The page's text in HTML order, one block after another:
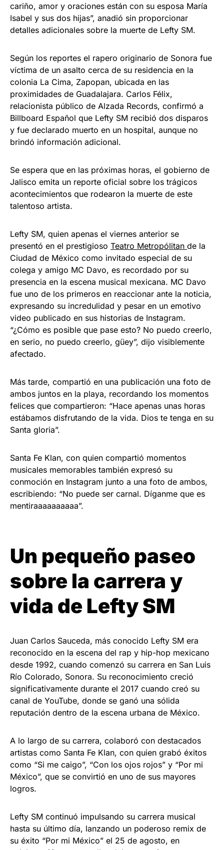
cariño, amor y oraciones están con su esposa María
Isabel y sus dos hijas”, anadió sin proporcionar
detalles adicionales sobre la muerte de Lefty SM.
Según los reportes el rapero originario de Sonora fue
víctima de un asalto cerca de su residencia en la
colonia La Cima, Zapopan, ubicada en las
proximidades de Guadalajara. Carlos Félix,
relacionista público de Alzada Records, confirmó a
Billboard Español que Lefty SM recibió dos disparos
y fue declarado muerto en un hospital, aunque no
brindó información adicional.
Se espera que en las próximas horas, el gobierno de
Jalisco emita un reporte oficial sobre los trágicos
acontecimientos que rodearon la muerte de este
talentoso artista.
Lefty SM, quien apenas el viernes anterior se
presentó en el prestigioso Teatro Metropólitan de la
Ciudad de México como invitado especial de su
colega y amigo MC Davo, es recordado por su
presencia en la escena musical mexicana. MC Davo
fue uno de los primeros en reaccionar ante la noticia,
expresando su incredulidad y pesar en un emotivo
video publicado en sus historias de Instagram.
“¿Cómo es posible que pase esto? No puedo creerlo,
en serio, no puedo creerlo, güey”, dijo visiblemente
afectado.
Más tarde, compartió en una publicación una foto de
ambos juntos en la playa, recordando los momentos
felices que compartieron: “Hace apenas unas horas
estábamos disfrutando de la vida. Dios te tenga en su
Santa gloria”.
Santa Fe Klan, con quien compartió momentos
musicales memorables también expresó su
conmoción en Instagram junto a una foto de ambos,
escribiendo: “No puede ser carnal. Díganme que es
mentiraaaaaaaaaa”.
Un pequeño paseo
sobre la carrera y
vida de Lefty SM
Juan Carlos Sauceda, más conocido Lefty SM era
reconocido en la escena del rap y hip-hop mexicano
desde 1992, cuando comenzó su carrera en San Luis
Río Colorado, Sonora. Su reconocimiento creció
significativamente durante el 2017 cuando creó su
canal de YouTube, donde se ganó una sólida
reputación dentro de la escena urbana de México.
A lo largo de su carrera, colaboró con destacados
artistas como Santa Fe Klan, con quien grabó éxitos
como “Si me caigo”, “Con los ojos rojos” y “Por mi
México”, que se convirtió en uno de sus mayores
logros.
Lefty SM continuó impulsando su carrera musical
hasta su último día, lanzando un poderoso remix de
su éxito “Por mi México” el 25 de agosto, en